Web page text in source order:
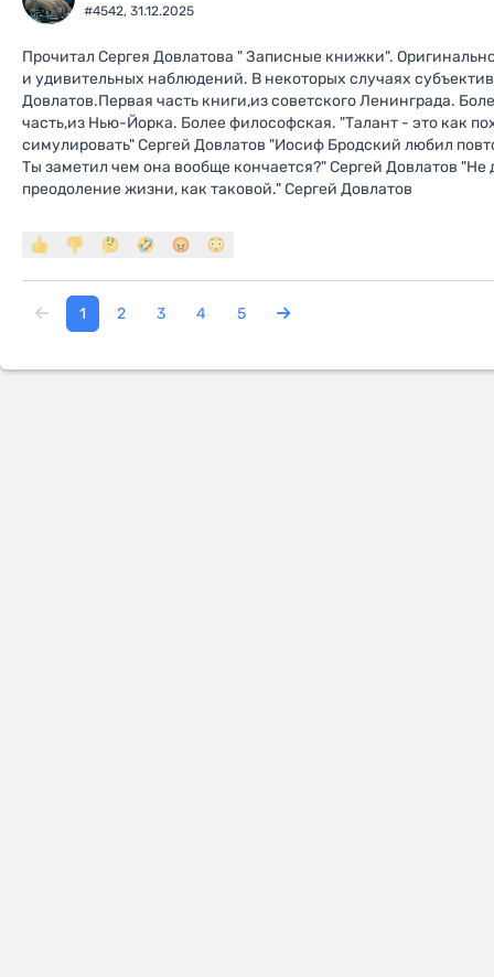
#4542, 31.12.2025
Прочитал Сергея Довлатова " Записные книжки".
и удивительных наблюдений. В некоторых случаях
Довлатов.Первая часть книги,из советского Ленинграда.
часть,из Нью-Йорка. Более философская. "Талант - это как
симулировать" Сергей Довлатов "Иосиф Бродский любил
Ты заметил чем она вообще кончается?" Сергей Довлатов
преодоление жизни, как таковой." Сергей Довлатов
1 2 3 4 5